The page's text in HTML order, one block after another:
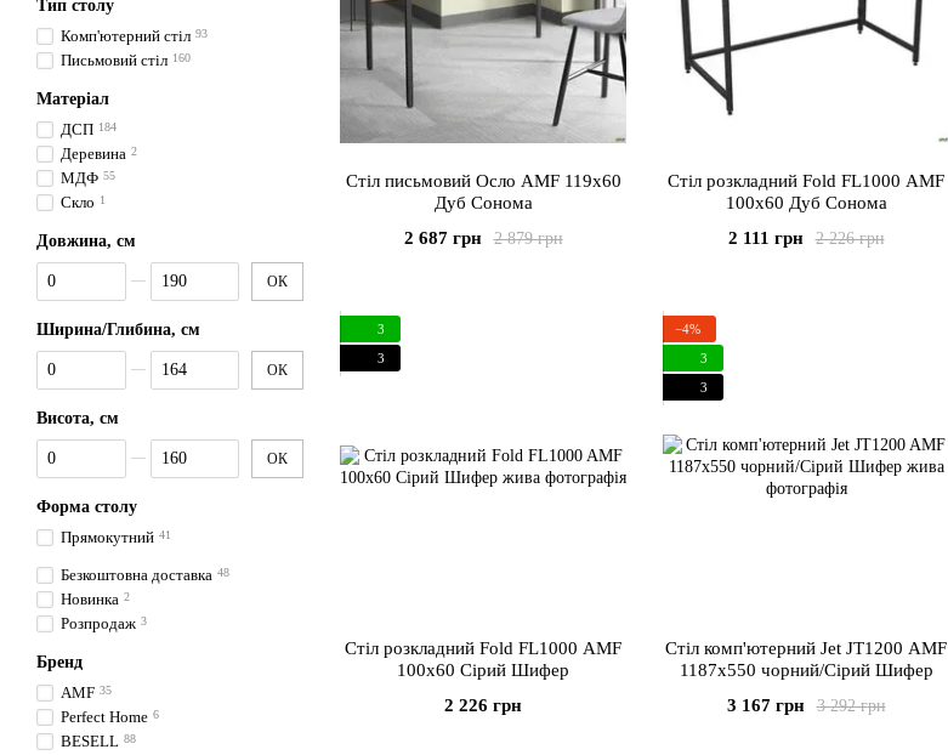
Стіл письмовий Осло AMF 119x60
Дуб Сонома
2 879 грн
2 687 грн
Стіл розкладний Fold FL1000 AMF
100x60 Дуб Сонома
2 226 грн
2 111 грн
3
3
Стіл розкладний Fold FL1000 AMF
100x60 Сірий Шифер
2 226 грн
−4%
3
3
Стіл комп'ютерний Jet JT1200 AMF
1187х550 чорний/Сірий Шифер
3 292 грн
3 167 грн
Тип столу
Комп'ютерний стіл 93
Письмовий стіл 160
Матеріал
ДСП 184
Деревина 2
МДФ 55
Скло 1
Довжина, см
От Довжина, см
До Довжина, см
ОК
Ширина/Глибина, см
От Ширина/Глибина, см
До Ширина/Глибина, см
ОК
Висота, см
От Висота, см
До Висота, см
ОК
Форма столу
Прямокутний 41
Безкоштовна доставка 48
Новинка 2
Розпродаж 3
Бренд
AMF 35
Perfect Home 6
BESELL 88